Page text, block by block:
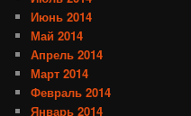
Июнь 2014
Май 2014
Апрель 2014
Март 2014
Февраль 2014
Январь 2014